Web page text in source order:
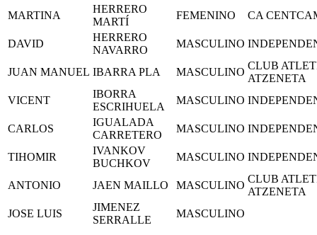
MARTINA
HERRERO
MARTÍ
FEMENINO CA
DAVID
HERRERO
NAVARRO
MASCULINO
JUAN MANUEL IBARRA PLA MASCULINO
CLUB
ATZENETA
VICENT
IBORRA
ESCRIHUELA
MASCULINO
CARLOS
IGUALADA
CARRETERO
MASCULINO
TIHOMIR
IVANKOV
BUCHKOV
MASCULINO
ANTONIO JAEN MAILLO MASCULINO
CLUB
ATZENETA
JOSE LUIS
JIMENEZ
SERRALLE
MASCULINO